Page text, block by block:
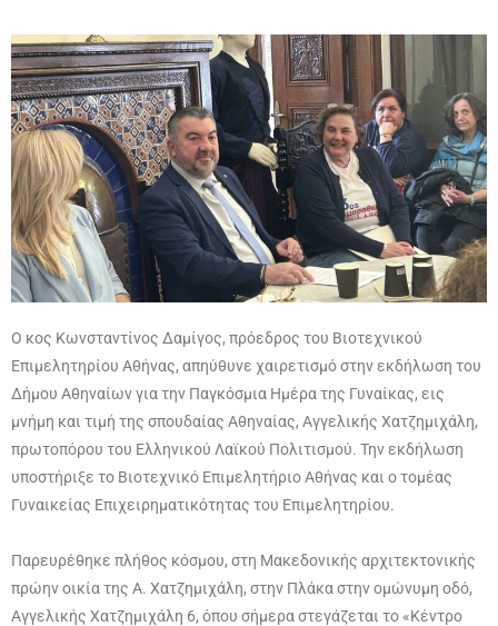
Ο κος Κωνσταντίνος Δαμίγος, πρόεδρος του Βιοτεχνικού
Επιμελητηρίου Αθήνας, απηύθυνε χαιρετισμό στην εκδήλωση του
Δήμου Αθηναίων για την Παγκόσμια Ημέρα της Γυναίκας, εις
μνήμη και τιμή της σπουδαίας Αθηναίας, Αγγελικής Χατζημιχάλη,
πρωτοπόρου του Ελληνικού Λαϊκού Πολιτισμού. Την εκδήλωση
υποστήριξε το Βιοτεχνικό Επιμελητήριο Αθήνας και ο τομέας
Γυναικείας Επιχειρηματικότητας του Επιμελητηρίου.
Παρευρέθηκε πλήθος κόσμου, στη Μακεδονικής αρχιτεκτονικής
πρώην οικία της Α. Χατζημιχάλη, στην Πλάκα στην ομώνυμη οδό,
Αγγελικής Χατζημιχάλη 6, όπου σήμερα στεγάζεται το «Κέντρο